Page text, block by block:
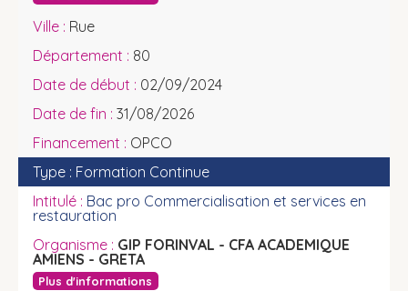
Rue
80
02/09/2024
31/08/2026
OPCO
Formation Continue
Bac pro Commercialisation et services en
restauration
GIP FORINVAL - CFA ACADEMIQUE
AMIENS - GRETA
Plus d'informations